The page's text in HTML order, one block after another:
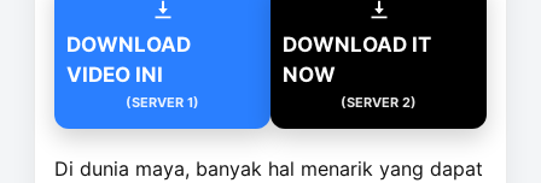
DOWNLOAD
VIDEO INI
(SERVER 1)
DOWNLOAD IT
NOW
(SERVER 2)
Di dunia maya, banyak hal menarik yang dapat